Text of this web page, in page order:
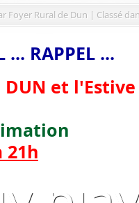
Foyer Rural de Dun | Classé
... RAPPEL ...
DUN et l'Estive
21h